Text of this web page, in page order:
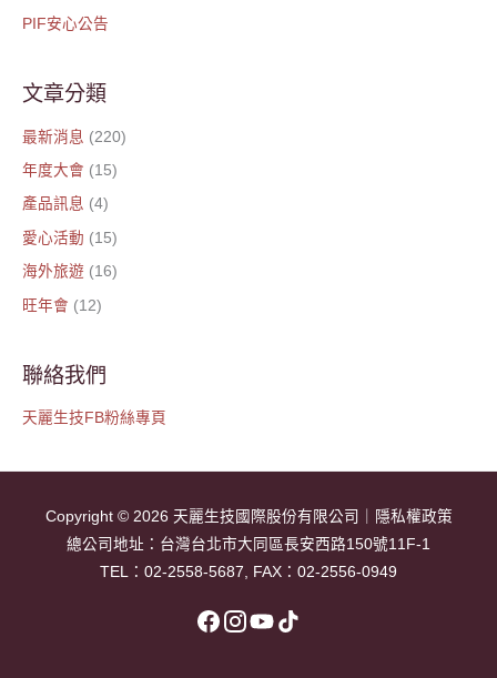
PIF安心公告
文章分類
最新消息 (220)
年度大會 (15)
產品訊息 (4)
愛心活動 (15)
海外旅遊 (16)
旺年會 (12)
聯絡我們
天麗生技FB粉絲專頁
Copyright © 2026 天麗生技國際股份有限公司
隱私權政策
總公司地址： 台灣台北市大同區長安西路150號11F-1
TEL： 02-2558-5687 , FAX：02-2556-0949